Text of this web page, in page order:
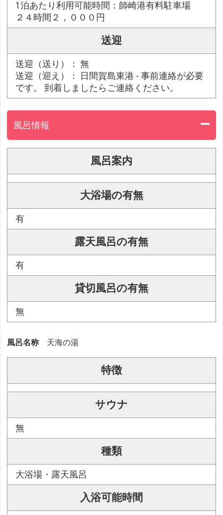
1泊あたり利用可能時間：師崎港有料駐車場
２４時間２，０００円
送迎
送迎（送り）： 無
送迎（迎え）： 日間賀島東港 - 事前連絡が必要
です。 到着しましたらご連絡ください。
風呂情報
風呂案内
大浴場の有無
有
露天風呂の有無
有
貸切風呂の有無
無
風呂名称 天海の湯
特徴
サウナ
無
種類
大浴場・露天風呂
入浴可能時間